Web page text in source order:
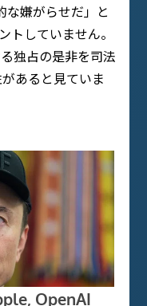
な嫌がらせだ」と
トしていません。
独占の是非を司法
あると見ていま